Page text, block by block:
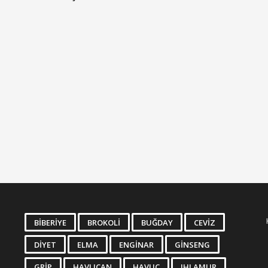
BIBERIYE BROKOLI BUĞDAY CEVIZ
DIYET ELMA ENGINAR GINSENG